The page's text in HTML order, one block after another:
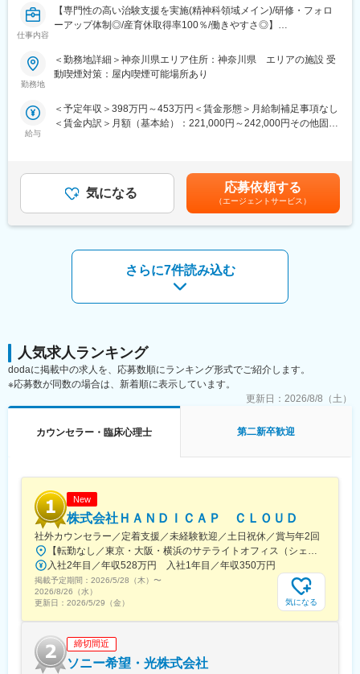
土曜休み、または平日休みかは病院や常駐先により決定いたし
ます。
■ポジションの魅力：
感じられるポイントです。
・精神、神経科領域を中心に、専門性と実践性を重視した教育制
・中途・未経験でCRC職を始めた人も多く在籍し、活躍していま
す。充実した教育研修制度があるので、ブランクのある方も不安
なくお仕事を始められます。
■企業について：
治験コーディネーター（CRC）業務、治験事務局業務、IRB事務
局業務などを行い、病院やクリニックの精神科をサポートする
SMO（治験施設支援機関）として精神神経疾患における治験の質
の高さには定評があります。
仕事内容
【専門性の高い治験支援を実施(精神科領域メイン)/研修・フォロ
ーアップ体制◎/産育休取得率100％/働きやすさ◎】
治験コーディネーター（CRC）は、医療機関での臨床試験実施に
あたり、治験責任医師のもと治験が適正に実施されるようサポー
ト業務にあたっていただきます。
ように調整を行います。また一方で、治験依頼者である製薬会社
との連絡窓口としても活躍します。
・治験前の契約準備や説明会
・担当する治験に関する業務フローの作成
・被験者候補の適格性調査補助（スクリーニング）
・被験者へのインフォームドコンセントの補助
・被験者へプロトコルに則った正確な服薬指導
・症例管理のための報告書作成
■働き方：
す。
土曜休み、または平日休みかは病院や常駐先により決定いたし
ます。
・産休育休の実績が豊富で周囲の理解がある点も魅力の1つです。
・精神科領域だからこそ、被験者が快方に向かっているのが目に
度を確立。CRC業務に必要な治験のルールであるGCPをはじめ決
められた研修内容を効率的に修得していただけます。
・中途・未経験でCRC職を始めた人も多く在籍し、活躍していま
す。充実した教育研修制度があるので、ブランクのある方も不安
なくお仕事を始められます。
■企業について：
精神科領域を中心に、専門性の高い治験支援を実施しています。
治験コーディネーター（CRC）業務、治験事務局業務、IRB事務
局業務などを行い、病院やクリニックの精神科をサポートする
の高さには定評があります。
勤務地
＜勤務地詳細＞神奈川県エリア住所：神奈川県 エリアの施設 受
動喫煙対策：屋内喫煙可能場所あり
給与
＜予定年収＞398万円～453万円＜賃金形態＞月給制補足事項なし
＜賃金内訳＞月額（基本給）：221,000円～242,000円その他固定
度）■賞与：年2回（7月・12月）※基礎賞与額標準4ヵ月分■手当：
CRC手当（2～4万円）資格手当（1～2万円）役職手当※年齢や資
格、ご経歴により想定年収が下がる場合もございます。賃金はあ
くまでも目安の金額であり、選考を通じて上下する可能性があり
気になる 応募依頼する
（エージェントサービス）
さらに7件読み込む
人気求人ランキング
dodaに掲載中の求人を、応募数順にランキング形式でご紹介します。
※応募数が同数の場合は、新着順に表示しています。
更新日： 2026/8/8（土）
カウンセラー・臨床心理士 第二新卒歓迎
New
株式会社ＨＡＮＤＩＣＡＰ ＣＬＯＵＤ
社外カウンセラー／定着支援／未経験歓迎／土日祝休／賞与年2回
入社2年目／年収528万円 入社1年目／年収350万円
掲載予定期間： 2026/5/28（木） 〜
2026/8/26（水）
更新日： 2026/5/29（金） 気になる
締切間近
ソニー希望・光株式会社